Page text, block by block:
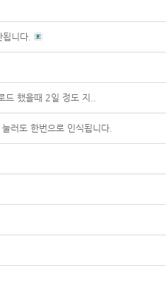
니다.
했을때 2일 정도 지..
러도 한번으로 인식됩니다.